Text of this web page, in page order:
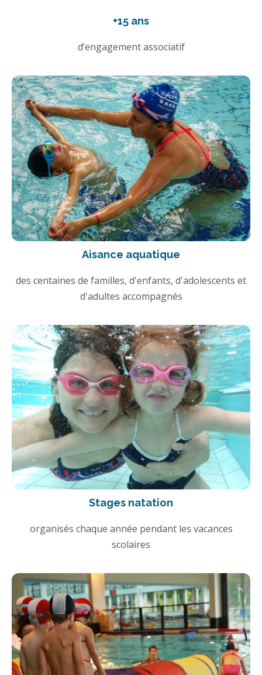
+15 ans
d’engagement associatif
Aisance aquatique
des centaines de familles, d'enfants, d'adolescents et
d'adultes accompagnés
Stages natation
organisés chaque année pendant les vacances
scolaires